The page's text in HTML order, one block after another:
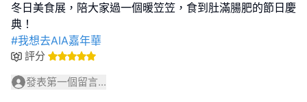
冬日美食展，陪大家過一個暖笠笠，食到肚滿腸肥的節日慶
#我想去AIA嘉年華
評分
發表第一個留言...